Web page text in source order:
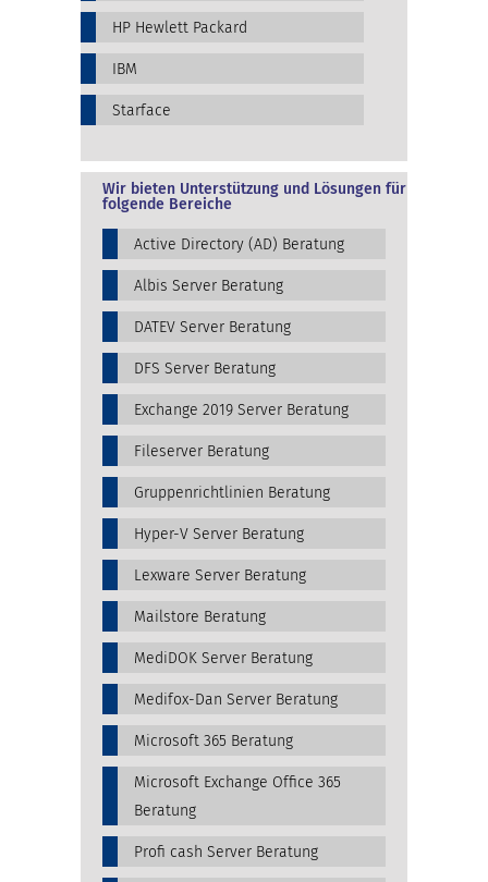
HP Hewlett Packard
IBM
Starface
Wir bieten Unterstützung und Lösungen für
folgende Bereiche
Active Directory (AD) Beratung
Albis Server Beratung
DATEV Server Beratung
DFS Server Beratung
Exchange 2019 Server Beratung
Fileserver Beratung
Gruppenrichtlinien Beratung
Hyper-V Server Beratung
Lexware Server Beratung
Mailstore Beratung
MediDOK Server Beratung
Medifox-Dan Server Beratung
Microsoft 365 Beratung
Microsoft Exchange Office 365
Beratung
Profi cash Server Beratung